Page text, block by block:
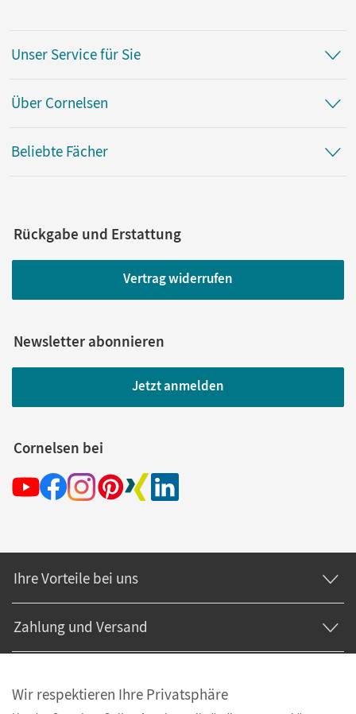
Unser Service für Sie
Über Cornelsen
Beliebte Fächer
Rückgabe und Erstattung
Vertrag widerrufen
Newsletter abonnieren
Jetzt anmelden
Cornelsen bei
Ihre Vorteile bei uns
Zahlung und Versand
Wir respektieren Ihre Privatsphäre